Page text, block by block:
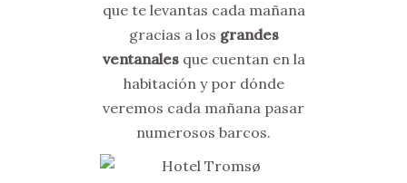
que te levantas cada mañana
gracias a los grandes
ventanalesque cuentan en la
habitación y por dónde
veremos cada mañana pasar
numerosos barcos.